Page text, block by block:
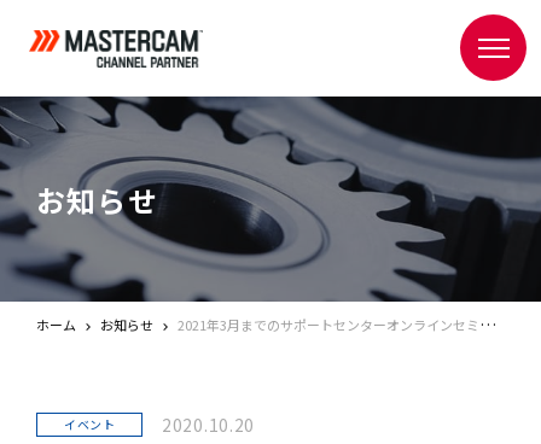
お知らせ
ホーム お知らせ 2021年3月までのサポートセンターオンラインセミナーの日程を掲載いたしました。
イベント 2020.10.20